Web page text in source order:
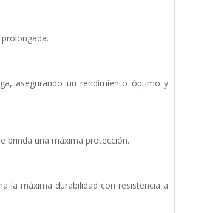
asegurando un rendimiento óptimo y
brinda una máxima protección.
la máxima durabilidad con resistencia a